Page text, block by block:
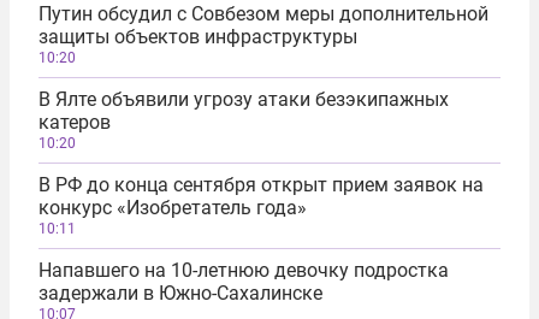
Путин обсудил с Совбезом меры дополнительной
защиты объектов инфраструктуры
10:20
В Ялте объявили угрозу атаки безэкипажных
катеров
10:20
В РФ до конца сентября открыт прием заявок на
конкурс «Изобретатель года»
10:11
Напавшего на 10-летнюю девочку подростка
задержали в Южно-Сахалинске
10:07